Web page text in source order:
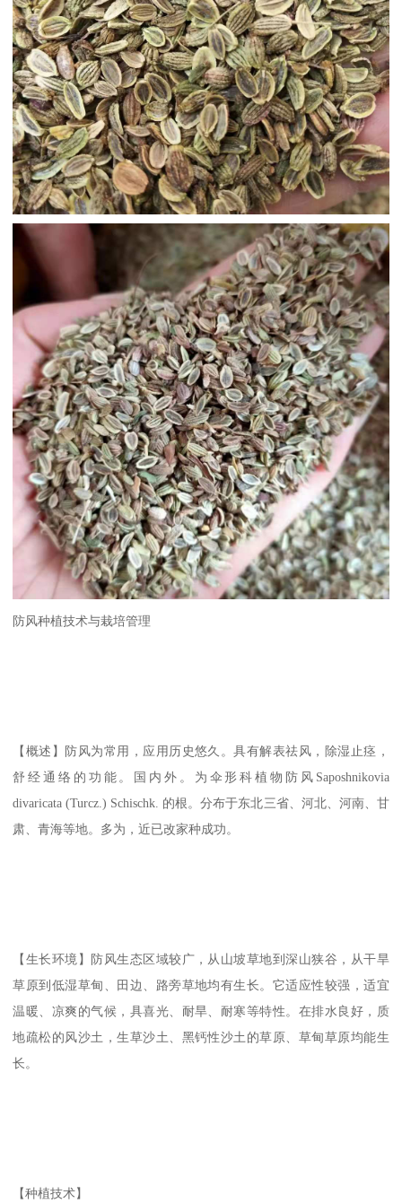
防风种植技术与栽培管理
【概述】防风为常用，应用历史悠久。具有解表祛风，除湿止痉，
舒经通络的功能。国内外。为伞形科植物防风Saposhnikovia
divaricata (Turcz.) Schischk. 的根。分布于东北三省、河北、河南、甘
肃、青海等地。多为，近已改家种成功。
【生长环境】防风生态区域较广，从山坡草地到深山狭谷，从干旱
草原到低湿草甸、田边、路旁草地均有生长。它适应性较强，适宜
温暖、凉爽的气候，具喜光、耐旱、耐寒等特性。在排水良好，质
地疏松的风沙土，生草沙土、黑钙性沙土的草原、草甸草原均能生
长。
【种植技术】